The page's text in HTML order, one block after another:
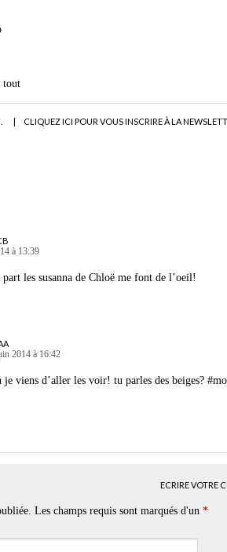
tout
| CLIQUEZ ICI POUR VOUS INSCRIRE À LA
à 13:39
les susanna de Chloë me font de l’oeil!
2014 à 16:42
je viens d’aller les voir! tu parles des beiges?
ECRIRE VOTRE
Les champs requis sont marqués d'un *